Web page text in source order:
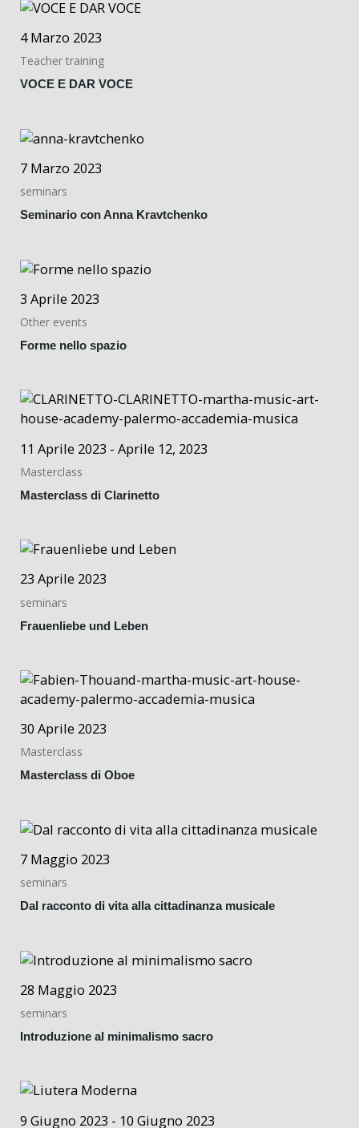
4 Marzo 2023
Teacher training
VOCE E DAR VOCE
7 Marzo 2023
seminars
Seminario con Anna Kravtchenko
3 Aprile 2023
Other events
Forme nello spazio
11 Aprile 2023 - Aprile 12, 2023
Masterclass
Masterclass di Clarinetto
23 Aprile 2023
seminars
Frauenliebe und Leben
30 Aprile 2023
Masterclass
Masterclass di Oboe
7 Maggio 2023
seminars
Dal racconto di vita alla cittadinanza musicale
28 Maggio 2023
seminars
Introduzione al minimalismo sacro
9 Giugno 2023 - 10 Giugno 2023